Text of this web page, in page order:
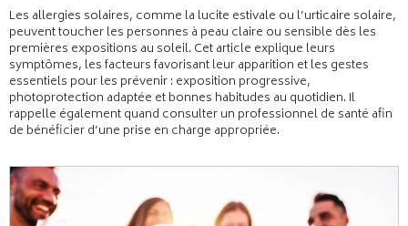
Les allergies solaires, comme la lucite estivale ou l’urticaire solaire,
peuvent toucher les personnes à peau claire ou sensible dès les
premières expositions au soleil. Cet article explique leurs
symptômes, les facteurs favorisant leur apparition et les gestes
essentiels pour les prévenir : exposition progressive,
photoprotection adaptée et bonnes habitudes au quotidien. Il
rappelle également quand consulter un professionnel de santé afin
de bénéficier d’une prise en charge appropriée.